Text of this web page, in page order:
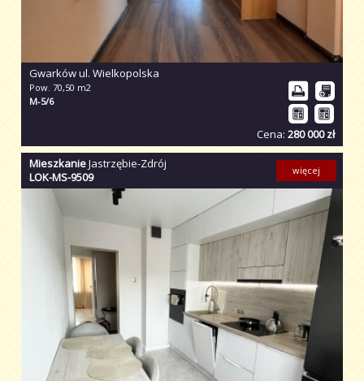
Gwarków ul. Wielkopolska
Pow. 70,50 m2
M-5/6
Cena: 280 000 zł
MieszkanieJastrzębie-Zdrój
LOK-MS-9509
więcej